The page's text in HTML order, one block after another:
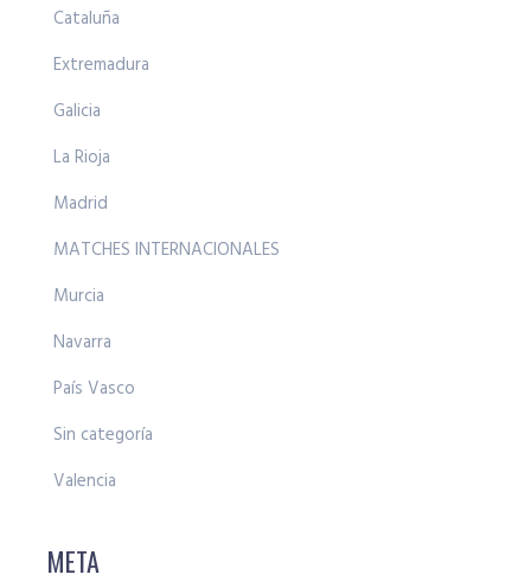
Cataluña
Extremadura
Galicia
La Rioja
Madrid
MATCHES INTERNACIONALES
Murcia
Navarra
País Vasco
Sin categoría
Valencia
META